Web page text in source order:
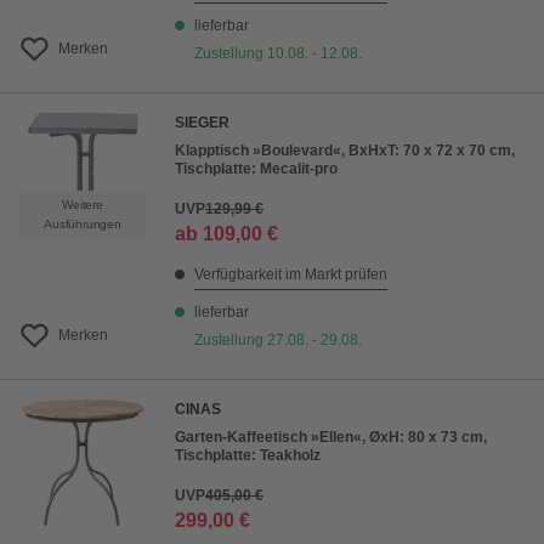
Merken
lieferbar
Zustellung 10.08. - 12.08.
Weitere
Ausführungen
Merken
SIEGER
Klapptisch »Boulevard«, BxHxT: 70 x 72 x 70 cm,
Tischplatte: Mecalit-pro
UVP129,99 €
ab 109,00 €
Verfügbarkeit im Markt prüfen
lieferbar
Zustellung 27.08. - 29.08.
CINAS
Garten-Kaffeetisch »Ellen«, ØxH: 80 x 73 cm,
Tischplatte: Teakholz
UVP405,00 €
299,00 €